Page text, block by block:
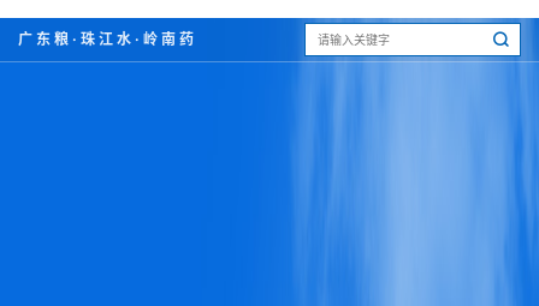
广东粮·珠江水·岭南药